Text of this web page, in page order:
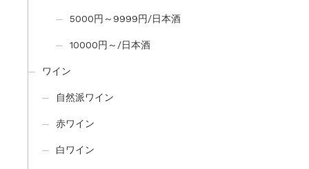
5000円～9999円/日本酒
10000円～/日本酒
ワイン
自然派ワイン
赤ワイン
白ワイン